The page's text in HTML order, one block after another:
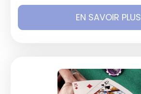
EN SAVOIR PLUS